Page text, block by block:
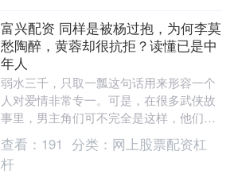
富兴配资 同样是被杨过抱，为何李莫
愁陶醉，黄蓉却很抗拒？读懂已是中
年人
弱水三千，只取一瓢这句话用来形容一个
人对爱情非常专一。可是，在很多武侠故
事里，男主角们可不完全是这样，他们的
感情生活常常是弱水三千，一瓢接一瓢。
在金庸的小说中，....
查看： 191 分类： 网上股票配资杠
杆